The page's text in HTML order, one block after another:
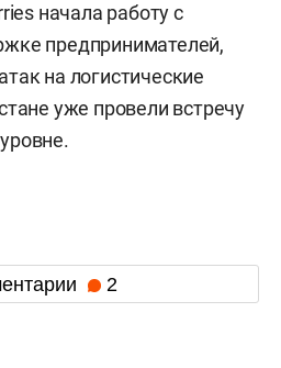
начала работу с
предпринимателей,
на логистические
уже провели встречу
2